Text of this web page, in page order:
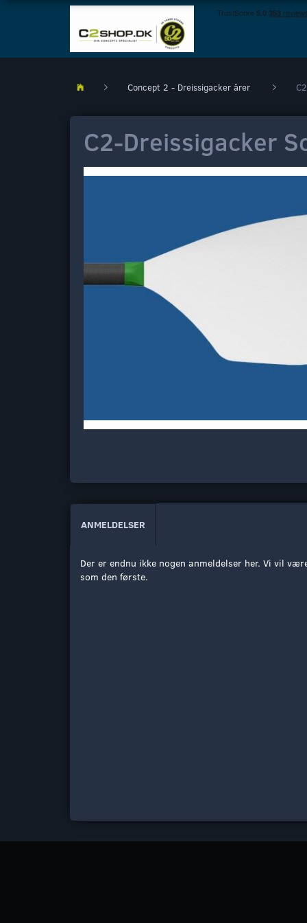
Concept 2 - Dreissigacker årer
C2-Dreissigacker
ANMELDELSER
Der er endnu ikke nogen anmeldelser her. Vi vil
som den første.